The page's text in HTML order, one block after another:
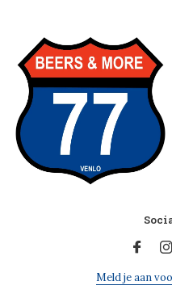
Meld je aan